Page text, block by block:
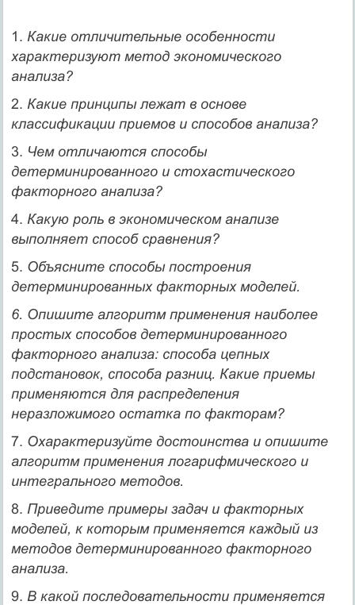
1. Какие отличительные особенности
характеризуют метод экономического
анализа?
2. Какие принципы лежат в основе
классификации приемов и способов анализа?
3. Чем отличаются способы
детерминированного и стохастического
факторного анализа?
4. Какую роль в экономическом анализе
выполняет способ сравнения?
5. Объясните способы построения
детерминированных факторных моделей.
6. Опишите алгоритм применения наиболее
простых способов детерминированного
факторного анализа: способа цепных
подстановок, способа разниц. Какие приемы
применяются для распределения
неразложимого остатка по факторам?
7. Охарактеризуйте достоинства и опишите
алгоритм применения логарифмического и
интегрального методов.
8. Приведите примеры задач и факторных
моделей, к которым применяется каждый из
методов детерминированного факторного
анализа.
9. В какой последовательности применяется